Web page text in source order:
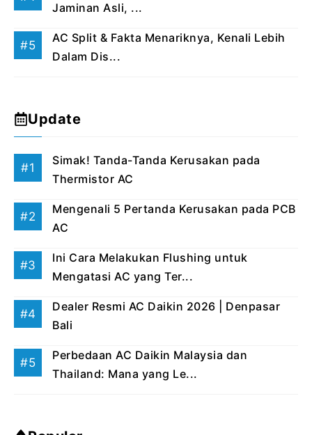
Jaminan Asli, ...
AC Split & Fakta Menariknya, Kenali Lebih
Dalam Dis...
Update
Simak! Tanda-Tanda Kerusakan pada
Thermistor AC
Mengenali 5 Pertanda Kerusakan pada PCB
AC
Ini Cara Melakukan Flushing untuk
Mengatasi AC yang Ter...
Dealer Resmi AC Daikin 2026 | Denpasar
Bali
Perbedaan AC Daikin Malaysia dan
Thailand: Mana yang Le...